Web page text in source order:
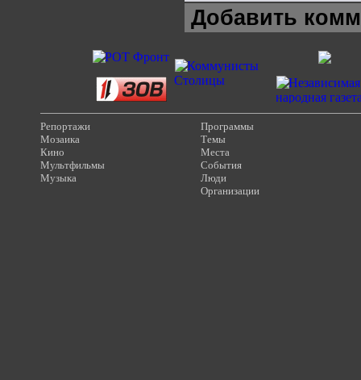
Добавить
Репортажи
Мозаика
Кино
Мультфильмы
Музыка
Программы
Темы
Места
События
Люди
Организации